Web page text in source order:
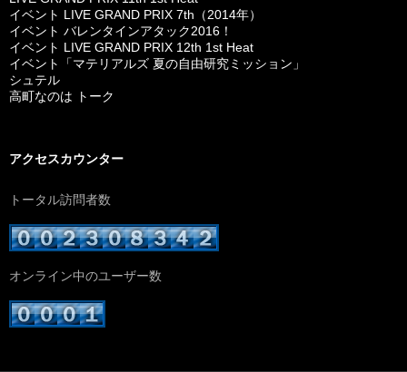
イベント LIVE GRAND PRIX 7th（2014年）
イベント バレンタインアタック2016！
イベント LIVE GRAND PRIX 12th 1st Heat
イベント「マテリアルズ 夏の自由研究ミッション」
シュテル
高町なのは トーク
アクセスカウンター
トータル訪問者数
オンライン中のユーザー数